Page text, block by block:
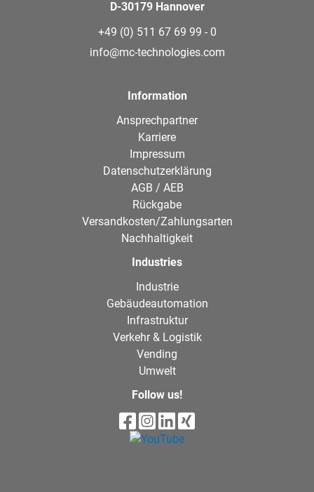
D-30179 Hannover
+49 (0) 511 67 69 99 - 0
info@mc-technologies.com
Information
Ansprechpartner
Karriere
Impressum
Datenschutzerklärung
AGB / AEB
Rückgabe
Versandkosten/Zahlungsarten
Nachhaltigkeit
Industries
Industrie
Gebäudeautomation
Infrastruktur
Verkehr & Logistik
Vending
Umwelt
Follow us!